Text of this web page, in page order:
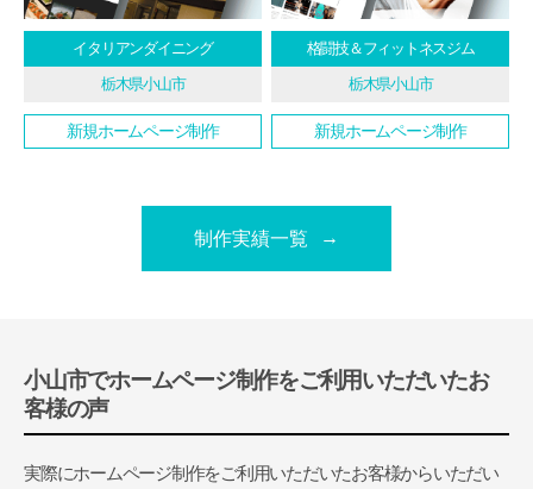
イタリアンダイニング
栃木県小山市
新規ホームページ制作
格闘技＆フィットネスジム
栃木県小山市
新規ホームページ制作
制作実績一覧
小山市でホームページ制作をご利用いただいたお
客様の声
実際にホームページ制作をご利用いただいたお客様からいただい